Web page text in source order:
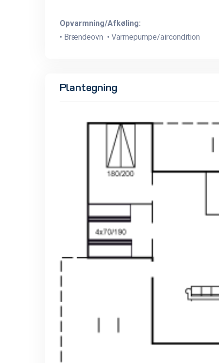
Opvarmning/Afkøling:
• Brændeovn • Varmepumpe/aircondition
Plantegning